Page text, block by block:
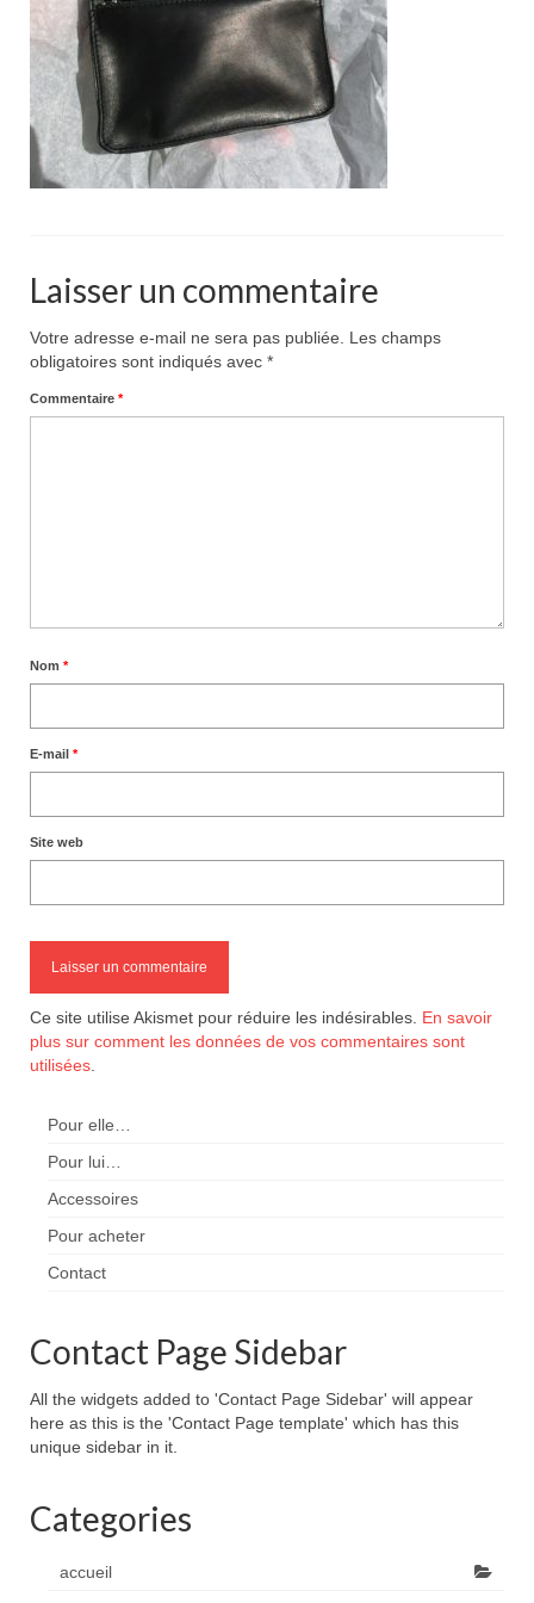
Pour acheter
Contact
Laisser un commentaire
Votre adresse e-mail ne sera pas publiée.
Les champs
obligatoires sont indiqués avec *
Commentaire *
Nom *
E-mail *
Site web
Ce site utilise Akismet pour réduire les indésirables. En savoir
plus sur comment les données de vos commentaires sont
utilisées
Pour elle…
Pour lui…
Accessoires
Pour acheter
Contact
Contact Page Sidebar
All the widgets added to 'Contact Page Sidebar' will appear
here as this is the 'Contact Page template' which has this
unique sidebar in it.
Categories
accueil